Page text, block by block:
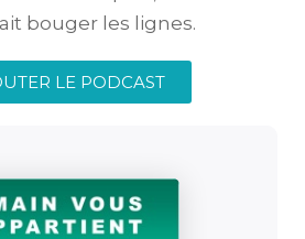
bouger les lignes.
LE PODCAST